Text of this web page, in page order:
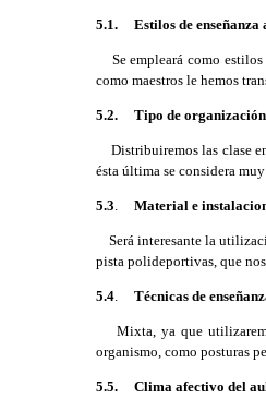
5.1. Estilos de enseñanza
Se empleará como estilos
como maestros le hemos
5.2. Tipo de
Distribuiremos las clase
ésta última se considera
5.3. Material e
Será interesante la
pista polideportivas, que
5.4. Técnicas de
Mixta, ya que
organismo, como posturas
5.5. Clima afectivo del